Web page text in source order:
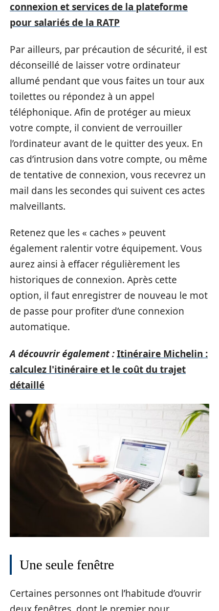
connexion et services de la plateforme
pour salariés de la RATP
Par ailleurs, par précaution de sécurité, il est
déconseillé de laisser votre ordinateur
allumé pendant que vous faites un tour aux
toilettes ou répondez à un appel
téléphonique. Afin de protéger au mieux
votre compte, il convient de verrouiller
l’ordinateur avant de le quitter des yeux. En
cas d’intrusion dans votre compte, ou même
de tentative de connexion, vous recevrez un
mail dans les secondes qui suivent ces actes
malveillants.
Retenez que les « caches » peuvent
également ralentir votre équipement. Vous
aurez ainsi à effacer régulièrement les
historiques de connexion. Après cette
option, il faut enregistrer de nouveau le mot
de passe pour profiter d’une connexion
automatique.
A découvrir également :Itinéraire Michelin :
calculez l'itinéraire et le coût du trajet
détaillé
Une seule fenêtre
Certaines personnes ont l’habitude d’ouvrir